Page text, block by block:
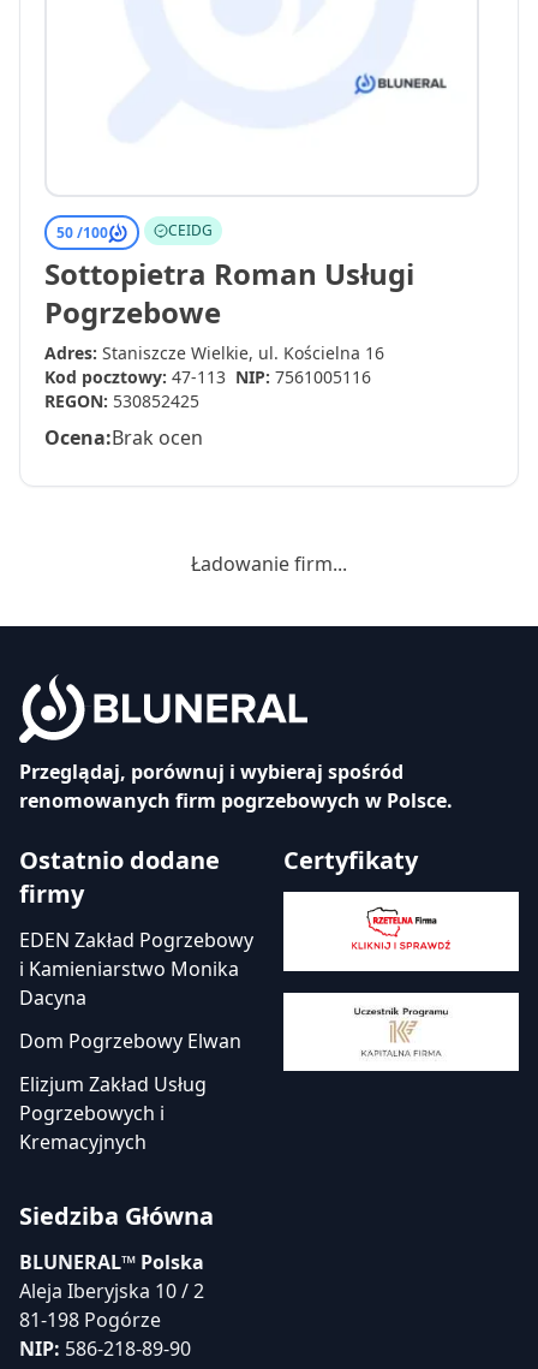
50 /100 CEIDG
Sottopietra Roman Usługi
Pogrzebowe
Adres: Staniszcze Wielkie, ul. Kościelna 16
Kod pocztowy: 47-113 NIP: 7561005116
REGON: 530852425
Ocena:Brak ocen
Ładowanie firm...
Przeglądaj, porównuj i wybieraj spośród
renomowanych firm pogrzebowych w Polsce.
Ostatnio dodane
firmy
EDEN Zakład Pogrzebowy
i Kamieniarstwo Monika
Dacyna
Dom Pogrzebowy Elwan
Elizjum Zakład Usług
Pogrzebowych i
Kremacyjnych
Certyfikaty
Siedziba Główna
BLUNERAL™ Polska
Aleja Iberyjska 10 / 2
81-198 Pogórze
NIP: 586-218-89-90